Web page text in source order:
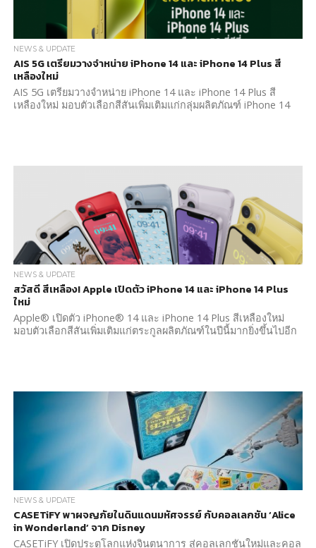
NEWS & UPDATE
AIS 5G เตรียมวางจำหน่าย iPhone 14 และ iPhone 14 Plus สี
เหลืองใหม่
AIS 5G เตรียมวางจำหน่าย iPhone 14 และ iPhone 14 Plus สี
เหลืองใหม่ มอบตัวเลือกสีสันเพิ่มเติมแก่กลุ่มผลิตภัณฑ์ iPhone 14
NEWS & UPDATE
สวัสดี สีเหลือง! Apple เปิดตัว iPhone 14 และ iPhone 14 Plus
ใหม่
Apple® เปิดตัว iPhone® 14 และ iPhone 14 Plus สีเหลืองใหม่
มอบตัวเลือกสีสันเพิ่มเติมแก่ตระกูลผลิตภัณฑ์ในปีนี้มากยิ่งขึ้นไปอีก
NEWS & UPDATE
CASETiFY พาผจญภัยในดินแดนมหัศจรรย์ กับคอลเลกชัน ‘Alice
in Wonderland’ จาก Disney
CASETiFY เปิดประตูโลกแห่งจินตนาการ สู่คอลเลกชันใหม่และคอล